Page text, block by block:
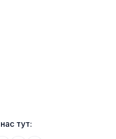
тут: